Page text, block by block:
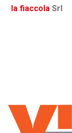
la fiaccola Srl